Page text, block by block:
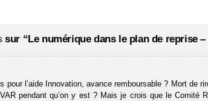
sur “Le numérique dans le plan de reprise –
pour l’aide Innovation, avance remboursable ? Mort de
pendant qu’on y est ? Mais je crois que le Comité